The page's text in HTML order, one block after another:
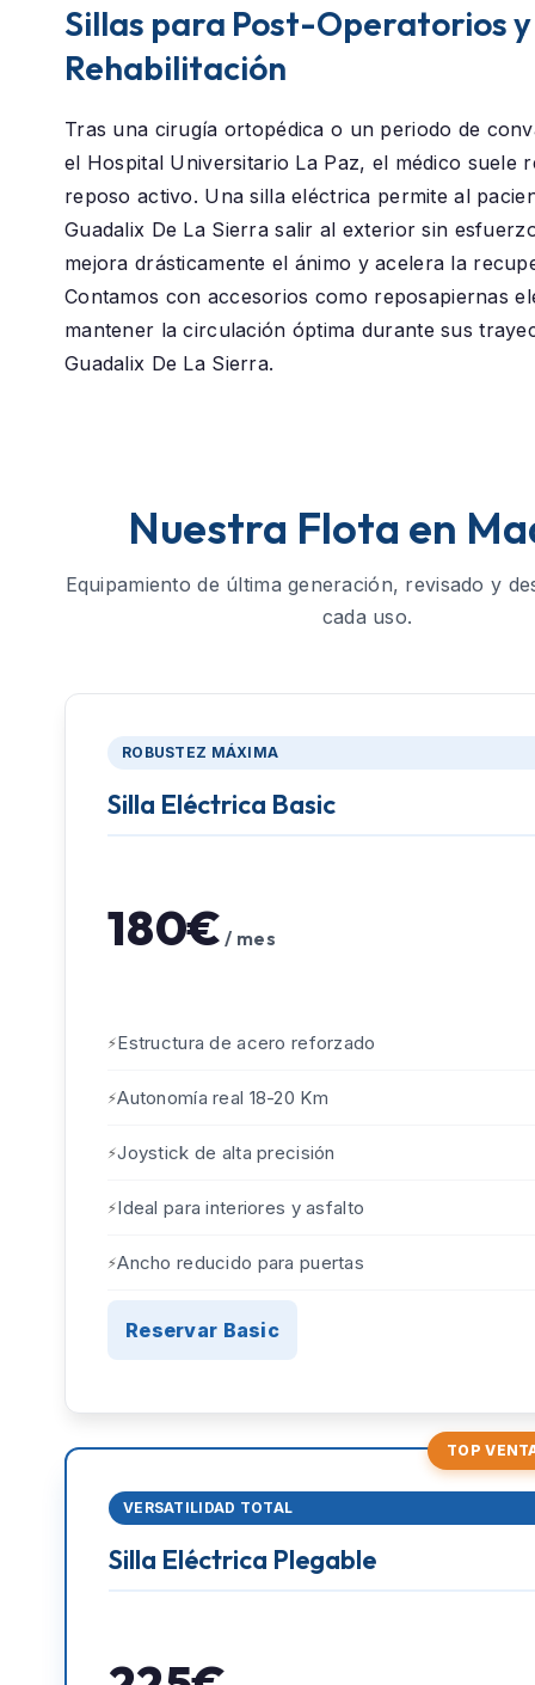
Sillas para Post-Operatorios y
Rehabilitación
Tras una cirugía ortopédica o un periodo de
el Hospital Universitario La Paz, el médico suele
reposo activo. Una silla eléctrica permite al
Guadalix De La Sierra salir al exterior sin
mejora drásticamente el ánimo y acelera la
Contamos con accesorios como reposapiernas
mantener la circulación óptima durante sus
Guadalix De La Sierra.
Nuestra Flota en
Equipamiento de última generación, revisado y
cada uso.
ROBUSTEZ MÁXIMA
Silla Eléctrica Basic
180€ / mes
Estructura de acero reforzado
Autonomía real 18-20 Km
Joystick de alta precisión
Ideal para interiores y asfalto
Ancho reducido para puertas
Reservar Basic
TOP
VERSATILIDAD TOTAL
Silla Eléctrica Plegable